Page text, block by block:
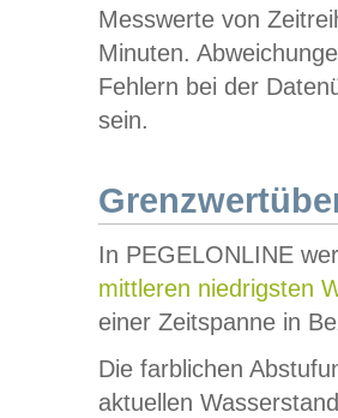
Messwerte von
Minuten.
Fehlern bei der
sein.
In PEGELONLINE
mittleren niedrigsten
einer Zeitspanne in
Die farblichen
aktuellen